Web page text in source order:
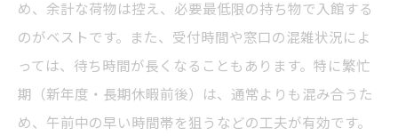
め、余計な荷物は控え、必要最低限の持ち物で入館する
のがベストです。また、受付時間や窓口の混雑状況によ
っては、待ち時間が長くなることもあります。特に繁忙
期（新年度・長期休暇前後）は、通常よりも混み合うた
め、午前中の早い時間帯を狙うなどの工夫が有効です。